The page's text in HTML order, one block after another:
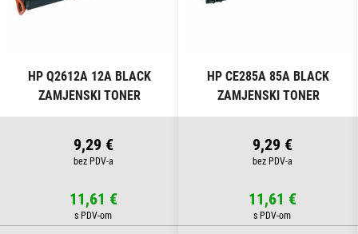
HP Q2612A 12A BLACK
ZAMJENSKI TONER
9,29 €
11,61 €
HP CE285A 85A BLACK
ZAMJENSKI TONER
9,29 €
11,61 €